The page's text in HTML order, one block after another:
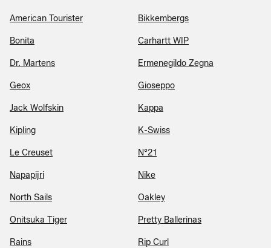
American Tourister Bikkembergs
Bonita Carhartt WIP
Dr. Martens Ermenegildo Zegna
Geox Gioseppo
Jack Wolfskin Kappa
Kipling K-Swiss
Le Creuset N°21
Napapijri Nike
North Sails Oakley
Onitsuka Tiger Pretty Ballerinas
Rains Rip Curl